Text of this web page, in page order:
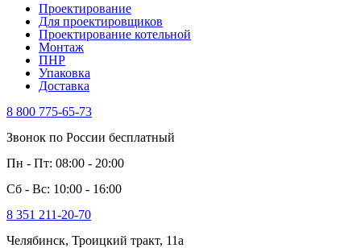
Проектирование
Для проектировщиков
Проектирование котельной
Монтаж
ПНР
Упаковка
Доставка
8 800 775-65-73
Звонок по России бесплатный
Пн - Пт: 08:00 - 20:00
Сб - Вс: 10:00 - 16:00
8 351 211-20-70
Челябинск, Троицкий тракт, 11а